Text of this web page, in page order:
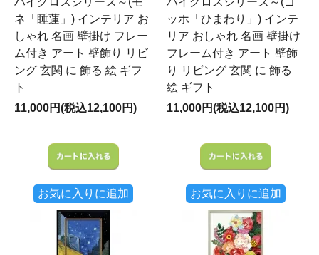
ネ「睡蓮」) インテリア お
しゃれ 名画 壁掛け フレー
ム付き アート 壁飾り リビ
ング 玄関 に 飾る 絵 ギフ
ト
11,000円(税込12,100円)
お気に入りに追加
ッホ「ひまわり」) インテ
リア おしゃれ 名画 壁掛け
フレーム付き アート 壁飾
り リビング 玄関 に 飾る
絵 ギフト
11,000円(税込12,100円)
お気に入りに追加